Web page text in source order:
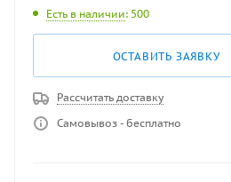
Есть в наличии: 500
ОСТАВИТЬ ЗАЯВКУ
Рассчитать доставку
Самовывоз - бесплатно